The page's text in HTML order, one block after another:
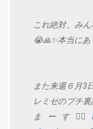
これ絶対、み
😭🙏✨本当にあ
また来週６月3
レミゼのプチ
まーす🙋‍♀️